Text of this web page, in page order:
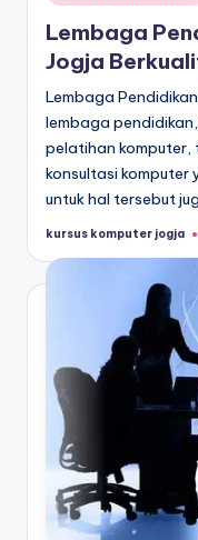
Lembaga
Jogja
Lembaga
lembaga
pelatihan komputer,
konsultasi komputer
untuk hal tersebut
kursus komputer jogja